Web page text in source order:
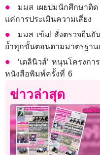
มมส เผยปมนักศึกษาติด
แค่การประเมินความเสี่ยง
มมส เข้ม! สั่งตรวจยืนยั
ย้ำทุกขั้นตอนตามมาตรฐา
‘เดลินิวส์’ หนุนโครงกา
หนังสือพิมพ์ครั้งที่ 6
ข่าวล่าสุด